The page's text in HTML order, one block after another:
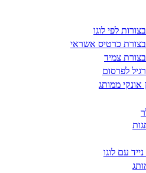
לפי לוגו
בצורת כרטיס אשראי
צמיד
לפרסום
ממותג
עם לוגו